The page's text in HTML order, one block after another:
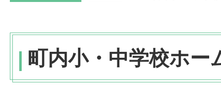
町内小・中学校ホー